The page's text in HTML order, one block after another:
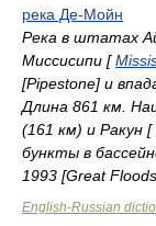
река Де-Мойн
Река в штатах
Миссисипи [
[Pipestone] и
Длина 861 км.
(161 км) и Ракун [
бункты в
1993 [Great
English-Russian